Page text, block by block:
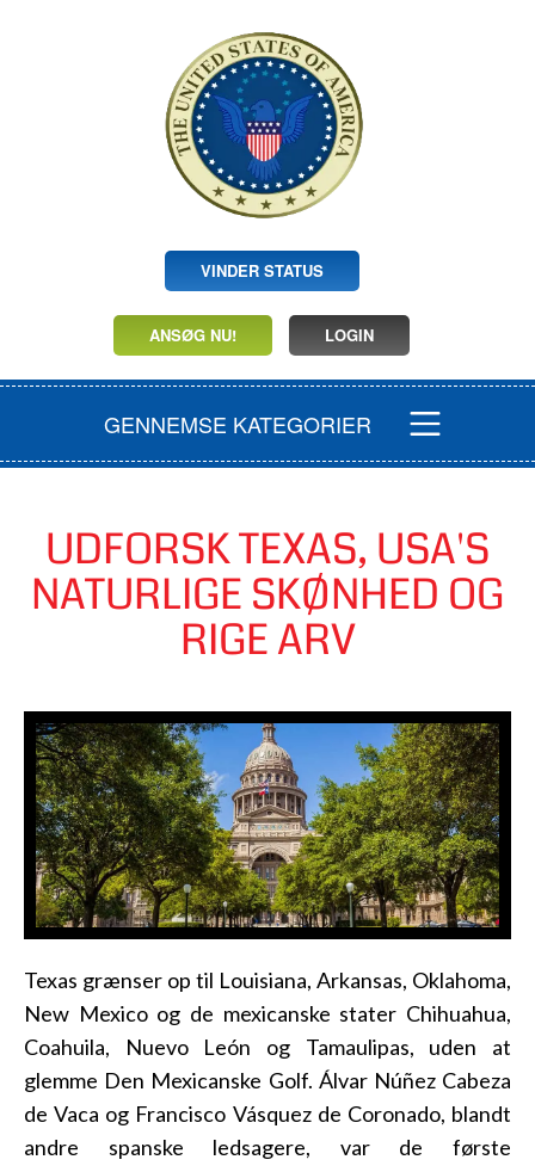
VINDER STATUS
ANSØG NU! LOGIN
GENNEMSE KATEGORIER
UDFORSK TEXAS, USA'S
NATURLIGE SKØNHED OG
RIGE ARV
Texas grænser op til Louisiana, Arkansas, Oklahoma,
New Mexico og de mexicanske stater Chihuahua,
Coahuila, Nuevo León og Tamaulipas, uden at
glemme Den Mexicanske Golf. Álvar Núñez Cabeza
de Vaca og Francisco Vásquez de Coronado, blandt
andre spanske ledsagere, var de første